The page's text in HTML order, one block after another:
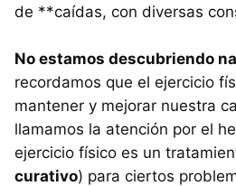
de **caídas, con diversas
No estamos descubriendo
recordamos que el ejercicio
mantener y mejorar nuestra
llamamos la atención por el
ejercicio físico es un
curativo) para ciertos